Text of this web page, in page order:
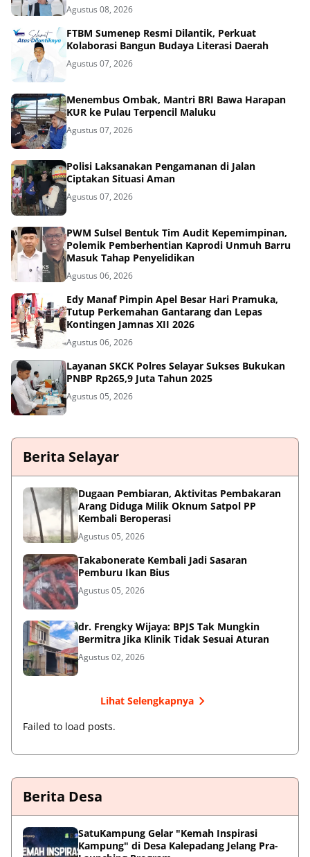
Agustus 08, 2026
FTBM Sumenep Resmi Dilantik, Perkuat
Kolaborasi Bangun Budaya Literasi Daerah
Agustus 07, 2026
Menembus Ombak, Mantri BRI Bawa Harapan
KUR ke Pulau Terpencil Maluku
Agustus 07, 2026
Polisi Laksanakan Pengamanan di Jalan
Ciptakan Situasi Aman
Agustus 07, 2026
PWM Sulsel Bentuk Tim Audit Kepemimpinan,
Polemik Pemberhentian Kaprodi Unmuh Barru
Masuk Tahap Penyelidikan
Agustus 06, 2026
Edy Manaf Pimpin Apel Besar Hari Pramuka,
Tutup Perkemahan Gantarang dan Lepas
Kontingen Jamnas XII 2026
Agustus 06, 2026
Layanan SKCK Polres Selayar Sukses Bukukan
PNBP Rp265,9 Juta Tahun 2025
Agustus 05, 2026
Berita Selayar
Dugaan Pembiaran, Aktivitas Pembakaran
Arang Diduga Milik Oknum Satpol PP
Kembali Beroperasi
Agustus 05, 2026
Takabonerate Kembali Jadi Sasaran
Pemburu Ikan Bius
Agustus 05, 2026
dr. Frengky Wijaya: BPJS Tak Mungkin
Bermitra Jika Klinik Tidak Sesuai Aturan
Agustus 02, 2026
Lihat Selengkapnya
Failed to load posts.
Berita Desa
SatuKampung Gelar "Kemah Inspirasi
Kampung" di Desa Kalepadang Jelang Pra-